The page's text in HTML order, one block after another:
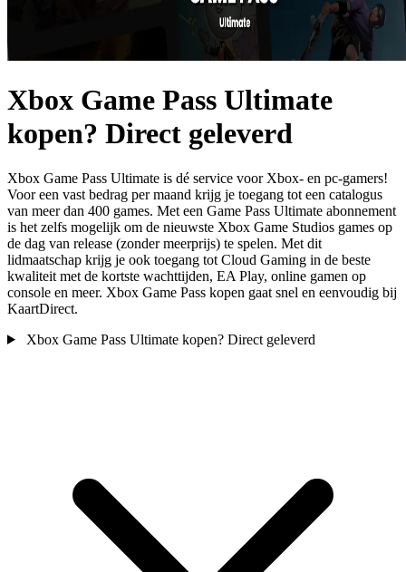
Xbox Game Pass Ultimate
kopen? Direct geleverd
Xbox Game Pass Ultimate is dé service voor Xbox- en pc-gamers!
Voor een vast bedrag per maand krijg je toegang tot een catalogus
van meer dan 400 games. Met een Game Pass Ultimate abonnement
is het zelfs mogelijk om de nieuwste Xbox Game Studios games op
de dag van release (zonder meerprijs) te spelen. Met dit
lidmaatschap krijg je ook toegang tot Cloud Gaming in de beste
kwaliteit met de kortste wachttijden, EA Play, online gamen op
console en meer. Xbox Game Pass kopen gaat snel en eenvoudig bij
KaartDirect.
Xbox Game Pass Ultimate kopen? Direct geleverd